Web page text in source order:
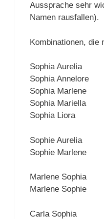
Aussprache sehr
Namen rausfallen).
Kombinationen, die
Sophia Aurelia
Sophia Annelore
Sophia Marlene
Sophia Mariella
Sophia Liora
Sophie Aurelia
Sophie Marlene
Marlene Sophia
Marlene Sophie
Carla Sophia